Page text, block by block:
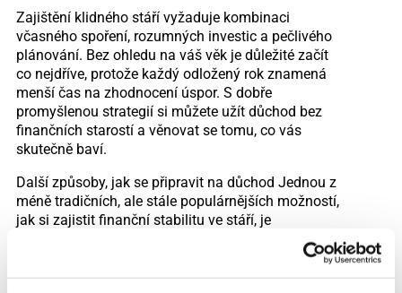
Zajištění klidného stáří vyžaduje kombinaci
včasného spoření, rozumných investic a pečlivého
plánování. Bez ohledu na váš věk je důležité začít
co nejdříve, protože každý odložený rok znamená
menší čas na zhodnocení úspor. S dobře
promyšlenou strategií si můžete užít důchod bez
finančních starostí a věnovat se tomu, co vás
skutečně baví.
Další způsoby, jak se připravit na důchod Jednou z
méně tradičních, ale stále populárnějších možností,
jak si zajistit finanční stabilitu ve stáří, je
investice do dividendových akcií. Dividendové